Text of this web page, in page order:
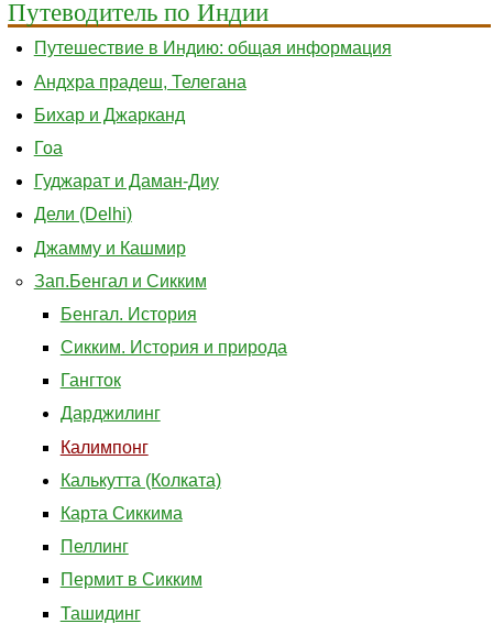
Путеводитель по Индии
Путешествие в Индию: общая информация
Андхра прадеш, Телегана
Бихар и Джарканд
Гоа
Гуджарат и Даман-Диу
Дели (Delhi)
Джамму и Кашмир
Зап.Бенгал и Сикким
Бенгал. История
Сикким. История и природа
Гангток
Дарджилинг
Калимпонг
Калькутта (Колката)
Карта Сиккима
Пеллинг
Пермит в Сикким
Ташидинг